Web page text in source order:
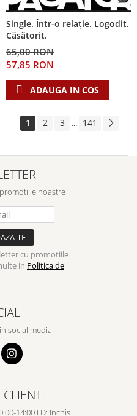
Single. Într-o relație. Logodit.
Căsătorit.
65,00 RON
57,85 RON
ADAUGA IN COS
1 2 3 ... 141
noastre
cu promotiile
in Politica de
social media
14:00 I D: Inchis